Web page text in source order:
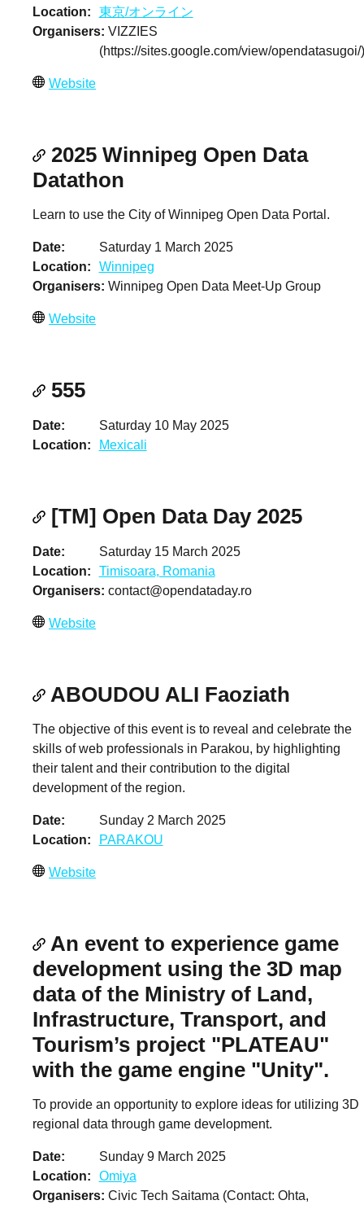
Location
東京/オンライン
Organisers VIZZIES
(https://sites.google.com/view/opendatasugoi/)
Website
2025 Winnipeg Open Data
Datathon
Learn to use the City of Winnipeg Open Data Portal.
Date
Saturday 1 March 2025
Location
Winnipeg
Organisers Winnipeg Open Data Meet-Up Group
Website
555
Date
Saturday 10 May 2025
Location
Mexicali
[TM] Open Data Day 2025
Date
Saturday 15 March 2025
Location
Timisoara, Romania
Organisers contact@opendataday.ro
Website
ABOUDOU ALI Faoziath
The objective of this event is to reveal and celebrate the
skills of web professionals in Parakou, by highlighting
their talent and their contribution to the digital
development of the region.
Date
Sunday 2 March 2025
Location
PARAKOU
Website
An event to experience game
development using the 3D map
data of the Ministry of Land,
Infrastructure, Transport, and
Tourism’s project "PLATEAU"
with the game engine "Unity".
To provide an opportunity to explore ideas for utilizing 3D
regional data through game development.
Date
Sunday 9 March 2025
Location
Omiya
Organisers Civic Tech Saitama (Contact: Ohta,